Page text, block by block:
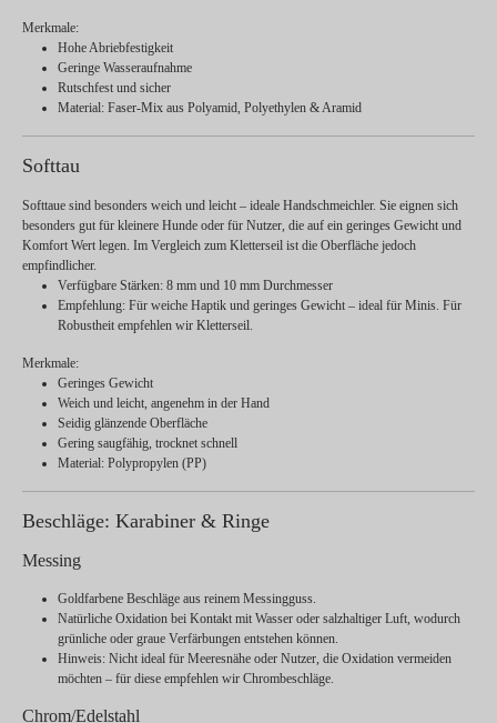
Merkmale:
Hohe Abriebfestigkeit
Geringe Wasseraufnahme
Rutschfest und sicher
Material: Faser-Mix aus Polyamid, Polyethylen & Aramid
Softtau
Softtaue sind besonders weich und leicht – ideale Handschmeichler. Sie eignen sich
besonders gut für kleinere Hunde oder für Nutzer, die auf ein geringes Gewicht und
Komfort Wert legen. Im Vergleich zum Kletterseil ist die Oberfläche jedoch
empfindlicher.
Verfügbare Stärken: 8 mm und 10 mm Durchmesser
Empfehlung: Für weiche Haptik und geringes Gewicht – ideal für Minis. Für
Robustheit empfehlen wir Kletterseil.
Merkmale:
Geringes Gewicht
Weich und leicht, angenehm in der Hand
Seidig glänzende Oberfläche
Gering saugfähig, trocknet schnell
Material: Polypropylen (PP)
Beschläge: Karabiner & Ringe
Messing
Goldfarbene Beschläge aus reinem Messingguss.
Natürliche Oxidation bei Kontakt mit Wasser oder salzhaltiger Luft, wodurch
grünliche oder graue Verfärbungen entstehen können.
Hinweis: Nicht ideal für Meeresnähe oder Nutzer, die Oxidation vermeiden
möchten – für diese empfehlen wir Chrombeschläge.
Chrom/Edelstahl